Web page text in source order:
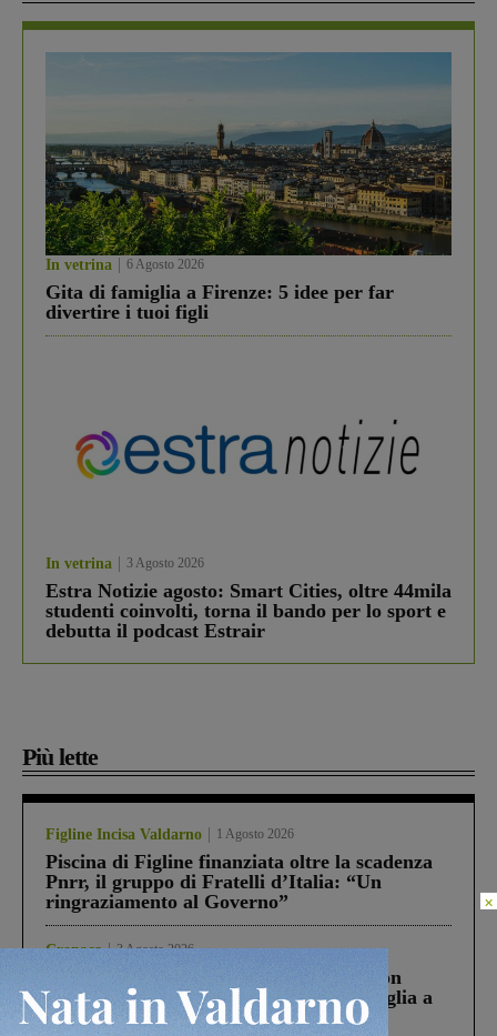
In vetrina 6 Agosto 2026
Gita di famiglia a Firenze: 5 idee per far
divertire i tuoi figli
In vetrina 3 Agosto 2026
Estra Notizie agosto: Smart Cities, oltre 44mila
studenti coinvolti, torna il bando per lo sport e
debutta il podcast Estrair
Più lette
Figline Incisa Valdarno 1 Agosto 2026
Piscina di Figline finanziata oltre la scadenza
Pnrr, il gruppo di Fratelli d’Italia: “Un
ringraziamento al Governo”
Cronaca 3 Agosto 2026
Scomparso da una struttura di Castiglion
Fiorentino l’uomo che aveva ucciso la figlia a
Levane nel 2020
×